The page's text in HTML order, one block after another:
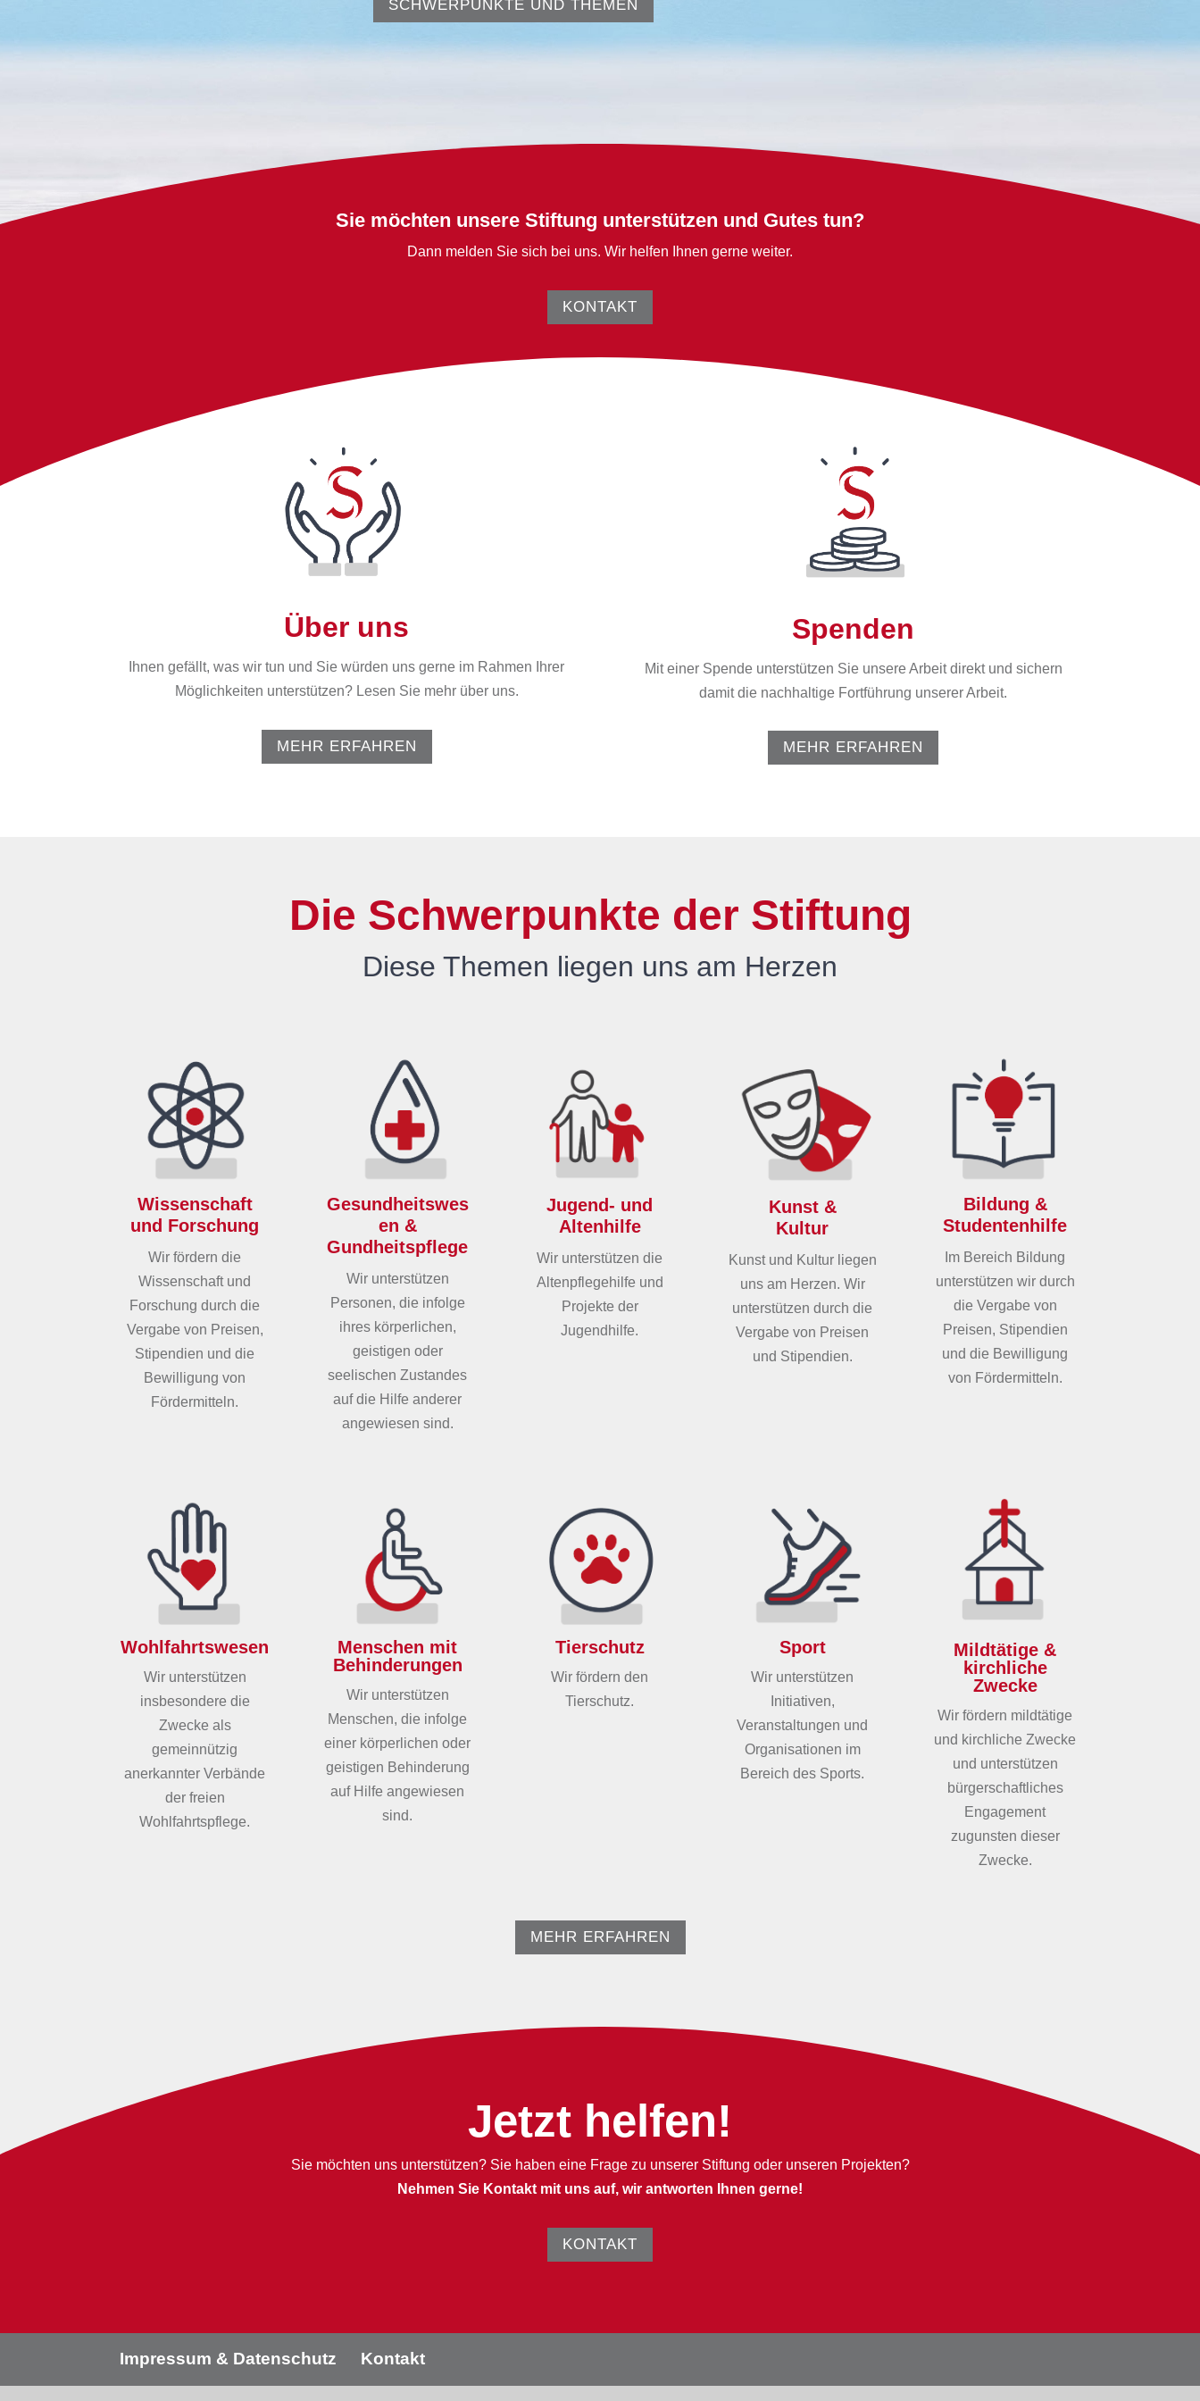
SCHWERPUNKTE UND THEMEN
Sie möchten unsere Stiftung unterstützen und Gutes tun?
Dann melden Sie sich bei uns. Wir helfen Ihnen gerne weiter.
KONTAKT
Über uns
Ihnen gefällt, was wir tun und Sie würden uns gerne im Rahmen Ihrer
Möglichkeiten unterstützen? Lesen Sie mehr über uns.
MEHR ERFAHREN
Spenden
Mit einer Spende unterstützen Sie unsere Arbeit direkt und sichern
damit die nachhaltige Fortführung unserer Arbeit.
MEHR ERFAHREN
Die Schwerpunkte der Stiftung
Diese Themen liegen uns am Herzen
Wissenschaft
und Forschung
Wir fördern die
Wissenschaft und
Forschung durch die
Vergabe von Preisen,
Stipendien und die
Bewilligung von
Fördermitteln.
Gesundheitswes
en &
Gundheitspflege
Wir unterstützen
Personen, die infolge
ihres körperlichen,
geistigen oder
seelischen Zustandes
auf die Hilfe anderer
angewiesen sind.
Jugend- und
Altenhilfe
Wir unterstützen die
Altenpflegehilfe und
Projekte der
Jugendhilfe.
Kunst &
Kultur
Kunst und Kultur liegen
uns am Herzen. Wir
unterstützen durch die
Vergabe von Preisen
und Stipendien.
Bildung &
Studentenhilfe
Im Bereich Bildung
unterstützen wir durch
die Vergabe von
Preisen, Stipendien
und die Bewilligung
von Fördermitteln.
Wohlfahrtswesen
Wir unterstützen
insbesondere die
Zwecke als
gemeinnützig
anerkannter Verbände
der freien
Wohlfahrtspflege.
Menschen mit
Behinderungen
Wir unterstützen
Menschen, die infolge
einer körperlichen oder
geistigen Behinderung
auf Hilfe angewiesen
sind.
Tierschutz
Wir fördern den
Tierschutz.
Sport
Wir unterstützen
Initiativen,
Veranstaltungen und
Organisationen im
Bereich des Sports.
Mildtätige &
kirchliche
Zwecke
Wir fördern mildtätige
und kirchliche Zwecke
und unterstützen
bürgerschaftliches
Engagement
zugunsten dieser
Zwecke.
MEHR ERFAHREN
Jetzt helfen!
Sie möchten uns unterstützen? Sie haben eine Frage zu unserer Stiftung oder unseren Projekten?
Nehmen Sie Kontakt mit uns auf, wir antworten Ihnen gerne!
KONTAKT
Impressum & Datenschutz Kontakt